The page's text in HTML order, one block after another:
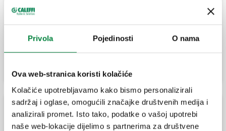
Privola Pojedinosti O nama
Ova web-stranica koristi kolačiće
Kolačiće upotrebljavamo kako bismo personalizirali
sadržaj i oglase, omogućili značajke društvenih medija i
analizirali promet. Isto tako, podatke o vašoj upotrebi
naše web-lokacije dijelimo s partnerima za društvene
ROBOFIL, Petlja za punjenje bojlera.
Jedinica za punjenje sa zaštitom od povratnog toka
tipa CA